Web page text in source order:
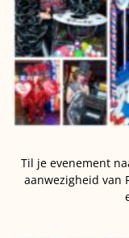
Til je evenement
aanwezigheid van